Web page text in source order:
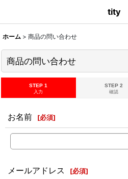
tity
ホーム > 商品の問い合わせ
商品の問い合わせ
STEP 1
入力
STEP 2
確認
お名前 [必須]
メールアドレス [必須]